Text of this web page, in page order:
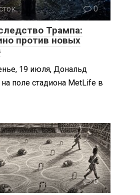
0
Трампа:
против новых
19 июля, Дональд
поле стадиона MetLife в
0